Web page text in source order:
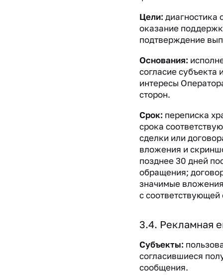
Цели: диагностика
оказание
подтверждение
Основания:
согласие субъекта
интересы
сторон.
Срок: переписка
срока
сделки или
вложения и
позднее 30 дней
обращения;
значимые
с соответствующей
3.4. Рекламная
Субъекты:
согласившиеся
сообщения.